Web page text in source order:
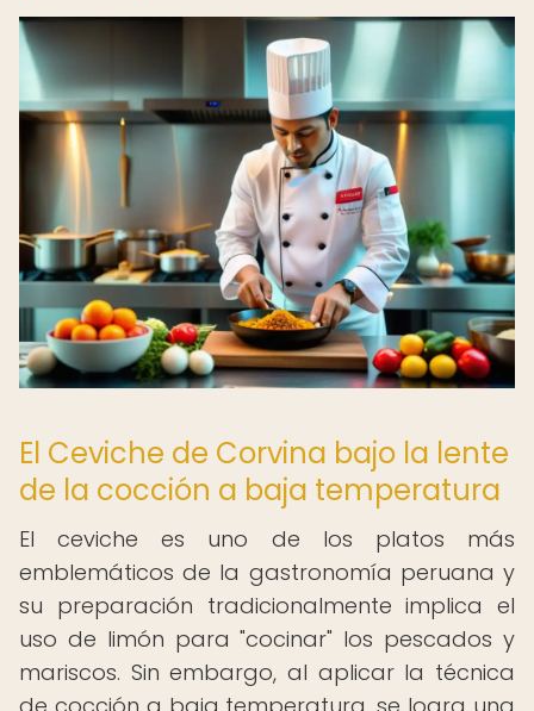
El Ceviche de Corvina bajo la lente
de la cocción a baja temperatura
El ceviche es uno de los platos más
emblemáticos de la gastronomía peruana y
su preparación tradicionalmente implica el
uso de limón para "cocinar" los pescados y
mariscos. Sin embargo, al aplicar la técnica